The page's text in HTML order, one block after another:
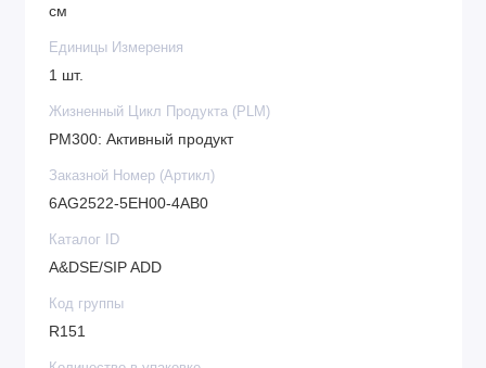
см
Единицы Измерения
1 шт.
Жизненный Цикл Продукта (PLM)
PM300: Активный продукт
Заказной Номер (Артикл)
6AG2522-5EH00-4AB0
Каталог ID
A&DSE/SIP ADD
Код группы
R151